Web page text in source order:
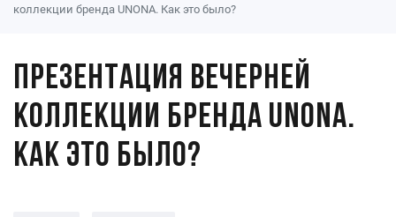
коллекции бренда UNONA. Как это было?
Презентация вечерней
коллекции бренда UNONA.
Как это было?